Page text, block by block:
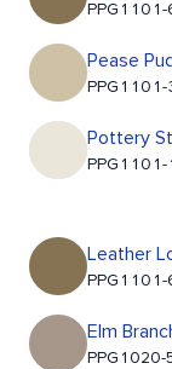
PPG1101-
Pease
PPG1101-
Pottery
PPG1101-1
Leather
PPG1101-
Elm
PPG1020-